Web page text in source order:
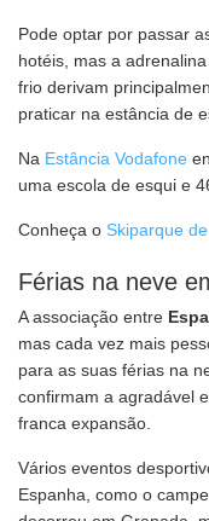
Pode optar por passar
hotéis, mas a
frio derivam
praticar na estância de
Na Estância Vodafone
uma escola de esqui e
Conheça o Skiparque
Férias na neve
A associação entre
mas cada vez mais
para as suas férias na
confirmam a agradável
franca expansão.
Vários eventos
Espanha, como o